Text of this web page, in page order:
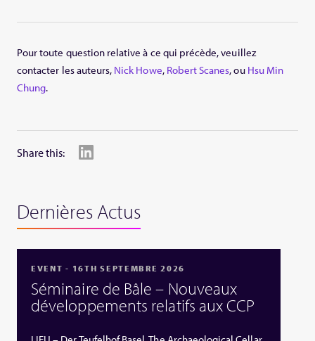
Pour toute question relative à ce qui précède, veuillez
contacter les auteurs, Nick Howe, Robert Scanes, ou Hsu Min
Chung.
Share this:
Dernières Actus
EVENT - 16TH SEPTEMBRE 2026
Séminaire de Bâle – Nouveaux
développements relatifs aux CCP